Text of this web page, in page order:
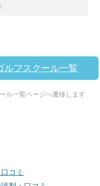
ルフスクール一覧
ル一覧ページへ遷移します
コミ